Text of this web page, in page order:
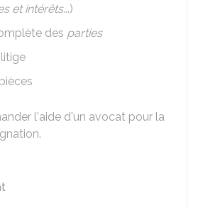
et intérêts...)
des parties
l'aide d'un avocat pour la